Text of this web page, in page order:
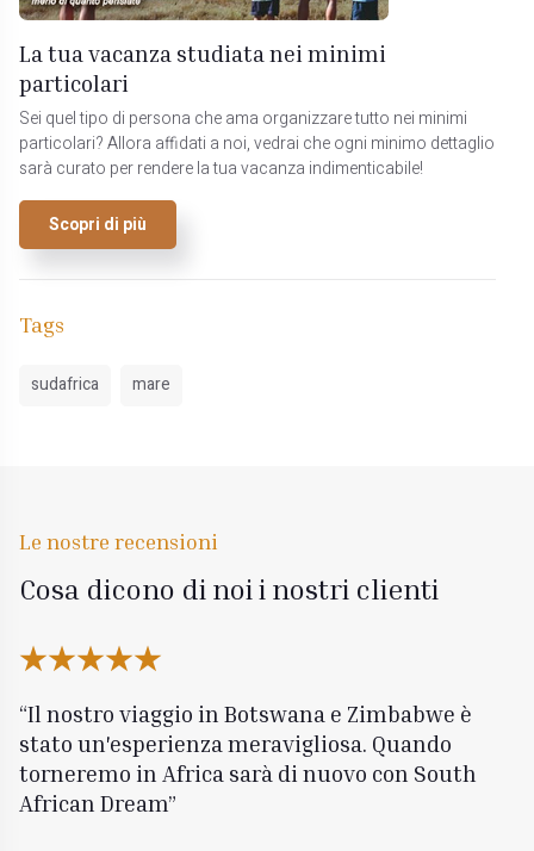
La tua vacanza studiata nei minimi
particolari
Sei quel tipo di persona che ama organizzare tutto nei minimi
particolari? Allora affidati a noi, vedrai che ogni minimo dettaglio
sarà curato per rendere la tua vacanza indimenticabile!
Scopri di più
Tags
sudafrica mare
Le nostre recensioni
Cosa dicono di noi i nostri clienti
Il nostro viaggio in Botswana e Zimbabwe è
stato un'esperienza meravigliosa. Quando
torneremo in Africa sarà di nuovo con South
African Dream